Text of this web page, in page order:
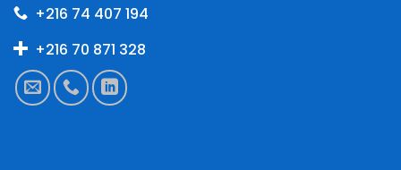
+216 74 407 194
+216 70 871 328